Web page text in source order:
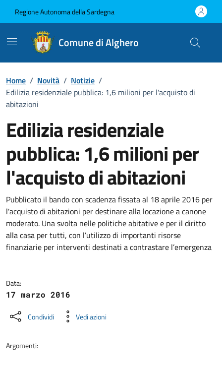
Regione Autonoma della Sardegna
Comune di Alghero
Home / Novità / Notizie /
Edilizia residenziale pubblica: 1,6 milioni per l'acquisto di
abitazioni
Edilizia residenziale
pubblica: 1,6 milioni per
l'acquisto di abitazioni
Dettagli della notizia
Pubblicato il bando con scadenza fissata al 18 aprile 2016 per
l'acquisto di abitazioni per destinare alla locazione a canone
moderato. Una svolta nelle politiche abitative e per il diritto
alla casa per tutti, con l’utilizzo di importanti risorse
finanziarie per interventi destinati a contrastare l’emergenza
Data:
17 marzo 2016
Condividi Vedi azioni
Argomenti: